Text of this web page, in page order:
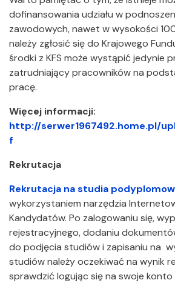
dofinansowania udziału w
zawodowych, nawet w wysokości
należy zgłosić się do Krajowego
środki z KFS może wystąpić jedynie
zatrudniający pracowników na
pracę.
Więcej informacji:
http://serwer1967492.home.pl/
f
Rekrutacja
Rekrutacja na studia
wykorzystaniem narzędzia
Kandydatów. Po zalogowaniu się,
rejestracyjnego, dodaniu
do podjęcia studiów i zapisaniu na
studiów należy oczekiwać na wynik
sprawdzić logując się na swoje konto